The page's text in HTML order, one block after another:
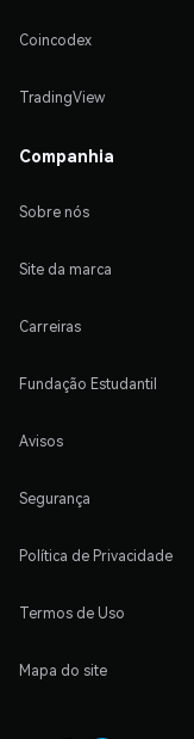
Coincodex
TradingView
Companhia
Sobre nós
Site da marca
Carreiras
Fundação Estudantil
Avisos
Segurança
Política de Privacidade
Termos de Uso
Mapa do site